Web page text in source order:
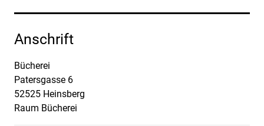
Anschrift
Bücherei
Patersgasse 6
52525 Heinsberg
Raum Bücherei